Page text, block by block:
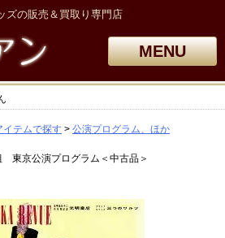
ズの販売＆買取り専門店
MENU
イテムで探す
公演プログラム、ほか
京公演プログラム＜中古品＞